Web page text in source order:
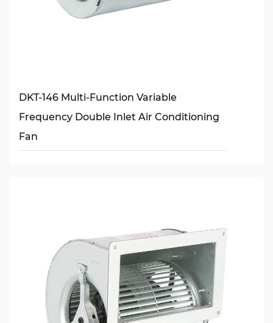
DKT-146 Multi-Function Variable
Frequency Double Inlet Air Conditioning
Fan